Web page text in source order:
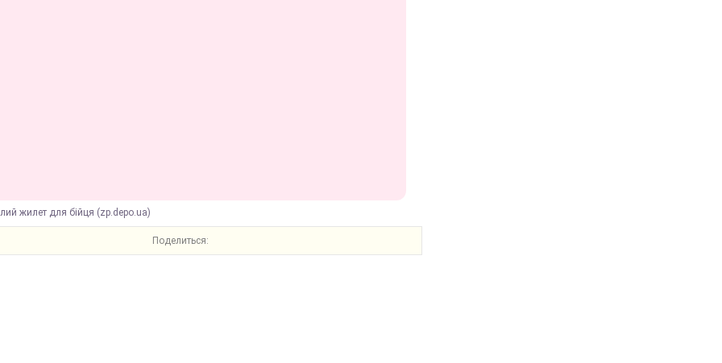
жилет для бійця (zp.depo.ua)
Поделиться: